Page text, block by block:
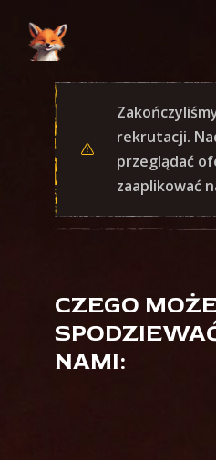
Navigation
Content
rekrutacji.
przeglądać
zaaplikować
CZEGO
NAMI: